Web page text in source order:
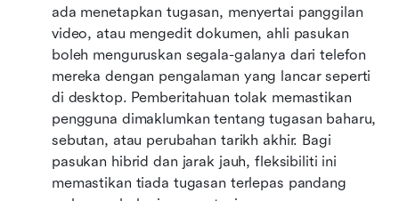
ada menetapkan tugasan, menyertai panggilan
video, atau mengedit dokumen, ahli pasukan
boleh menguruskan segala-galanya dari telefon
mereka dengan pengalaman yang lancar seperti
di desktop. Pemberitahuan tolak memastikan
pengguna dimaklumkan tentang tugasan baharu,
sebutan, atau perubahan tarikh akhir. Bagi
pasukan hibrid dan jarak jauh, fleksibiliti ini
memastikan tiada tugasan terlepas pandang